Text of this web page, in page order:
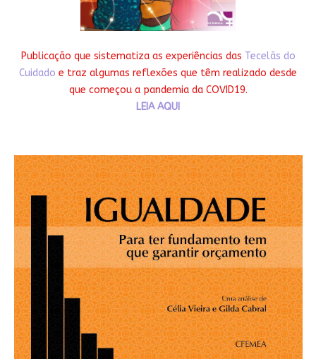
Publicação que sistematiza as experiências das Tecelãs do
Cuidado e traz algumas reflexões que têm realizado desde
que começou a pandemia da COVID19.
LEIA AQUI